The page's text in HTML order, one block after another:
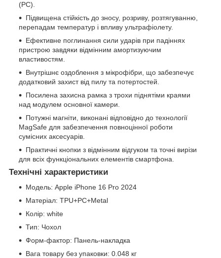
(PC).
Підвищена стійкість до зносу, розриву, розтягуванню,
перепадам температур і впливу ультрафіолету.
Ефективне поглинання сили ударів при падіннях
пристрою завдяки відмінним амортизуючим
властивостям.
Внутрішнє оздоблення з мікрофібри, що забезпечує
додатковий захист від пилу та потертостей.
Посилена захисна рамка з трохи піднятіми краями
над модулем основної камери.
Потужні магніти, виконані відповідно до технології
MagSafe для забезпечення повноцінної роботи
сумісних аксесуарів.
Практичні кнопки з відмінним відгуком та точні вирізи
для всіх функціональних елементів смартфона.
Технічні характеристики
Модель: Apple iPhone 16 Pro 2024
Матеріал: TPU+PC+Metal
Колір: white
Тип: Чохол
Форм-фактор: Панель-накладка
Вага товару без упаковки: 0.048 кг